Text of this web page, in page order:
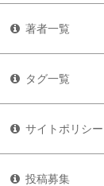
著者一覧
タグ一覧
サイトポリシー
投稿募集